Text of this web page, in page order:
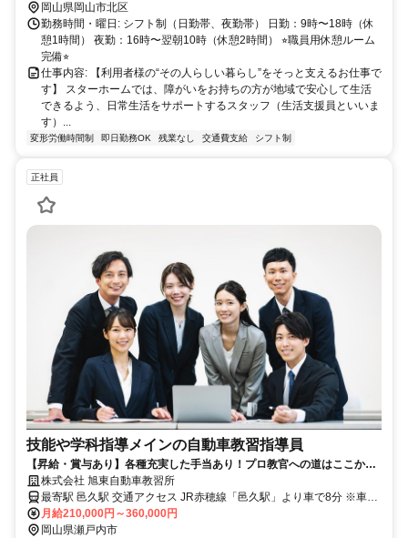
バス『牟佐上』より徒歩4分 【車でお越しの場合】 『赤磐市役所』よ
り車で10分 『岡山市役所』より車で20分 山陽自動車道『岡山IC』
より車で27分
岡山県岡山市北区
勤務時間・曜日: シフト制（日勤帯、夜勤帯） 日勤：9時〜18時（休
憩1時間） 夜勤：16時〜翌朝10時（休憩2時間） ⭐︎職員用休憩ルーム
完備⭐︎
仕事内容: 【利用者様の“その人らしい暮らし”をそっと支えるお仕事で
す】 スターホームでは、障がいをお持ちの方が地域で安心して生活
できるよう、日常生活をサポートするスタッフ（生活支援員といいま
す）...
変形労働時間制 即日勤務OK 残業なし 交通費支給 シフト制
正社員
技能や学科指導メインの自動車教習指導員
【昇給・賞与あり】各種充実した手当あり！プロ教官への道はここか
ら！株式会社 旭東自動車教習所
最寄駅 邑久駅 交通アクセス JR赤穂線「邑久駅」より車で8分 ※車・
バイク通勤OK（駐車場あり） ※職場から車で30分圏内の方が多いで
す
月給210,000円～360,000円
岡山県瀬戸内市